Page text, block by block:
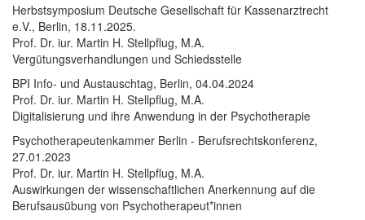
Herbstsymposium Deutsche Gesellschaft für Kassenarztrecht
e.V., Berlin, 18.11.2025.
Prof. Dr. iur. Martin H. Stellpflug, M.A.
Vergütungsverhandlungen und Schiedsstelle
BPI Info- und Austauschtag, Berlin, 04.04.2024
Prof. Dr. iur. Martin H. Stellpflug, M.A.
Digitalisierung und ihre Anwendung in der Psychotherapie
Psychotherapeutenkammer Berlin - Berufsrechtskonferenz,
27.01.2023
Prof. Dr. iur. Martin H. Stellpflug, M.A.
Auswirkungen der wissenschaftlichen Anerkennung auf die
Berufsausübung von Psychotherapeut*innen